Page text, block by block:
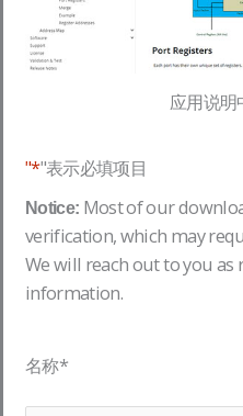
应用说
"*"表示必填项目
Notice: Most of our
verification, which may
We will reach out to you
information.
名称*